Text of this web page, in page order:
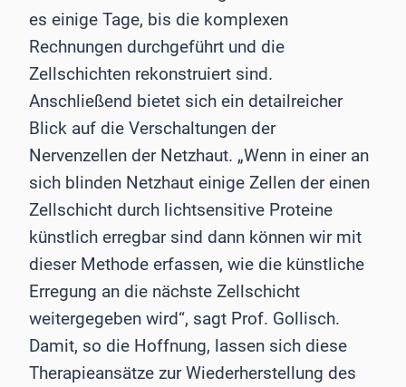
es einige Tage, bis die komplexen
Rechnungen durchgeführt und die
Zellschichten rekonstruiert sind.
Anschließend bietet sich ein detailreicher
Blick auf die Verschaltungen der
Nervenzellen der Netzhaut. „Wenn in einer an
sich blinden Netzhaut einige Zellen der einen
Zellschicht durch lichtsensitive Proteine
künstlich erregbar sind dann können wir mit
dieser Methode erfassen, wie die künstliche
Erregung an die nächste Zellschicht
weitergegeben wird“, sagt Prof. Gollisch.
Damit, so die Hoffnung, lassen sich diese
Therapieansätze zur Wiederherstellung des